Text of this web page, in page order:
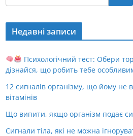
Недавні записи
Психологічний тест: Обери
дізнайся, що робить тебе
12 сигналів організму, що йому не
вітамінів
Що випити, якщо організм подає
Сигнали тіла, які не можна